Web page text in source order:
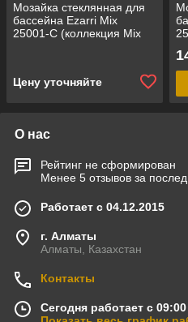
Мозайка стеклянная для
бассейна Ezarri Mix
25001-C (коллекция Mix
Цену уточняйте
О нас
Рейтинг не сформирован
Менее 5 отзывов за
Работает с 04.12.2015
г. Алматы
Алматы, Казахстан
Контакты
Сегодня работает с